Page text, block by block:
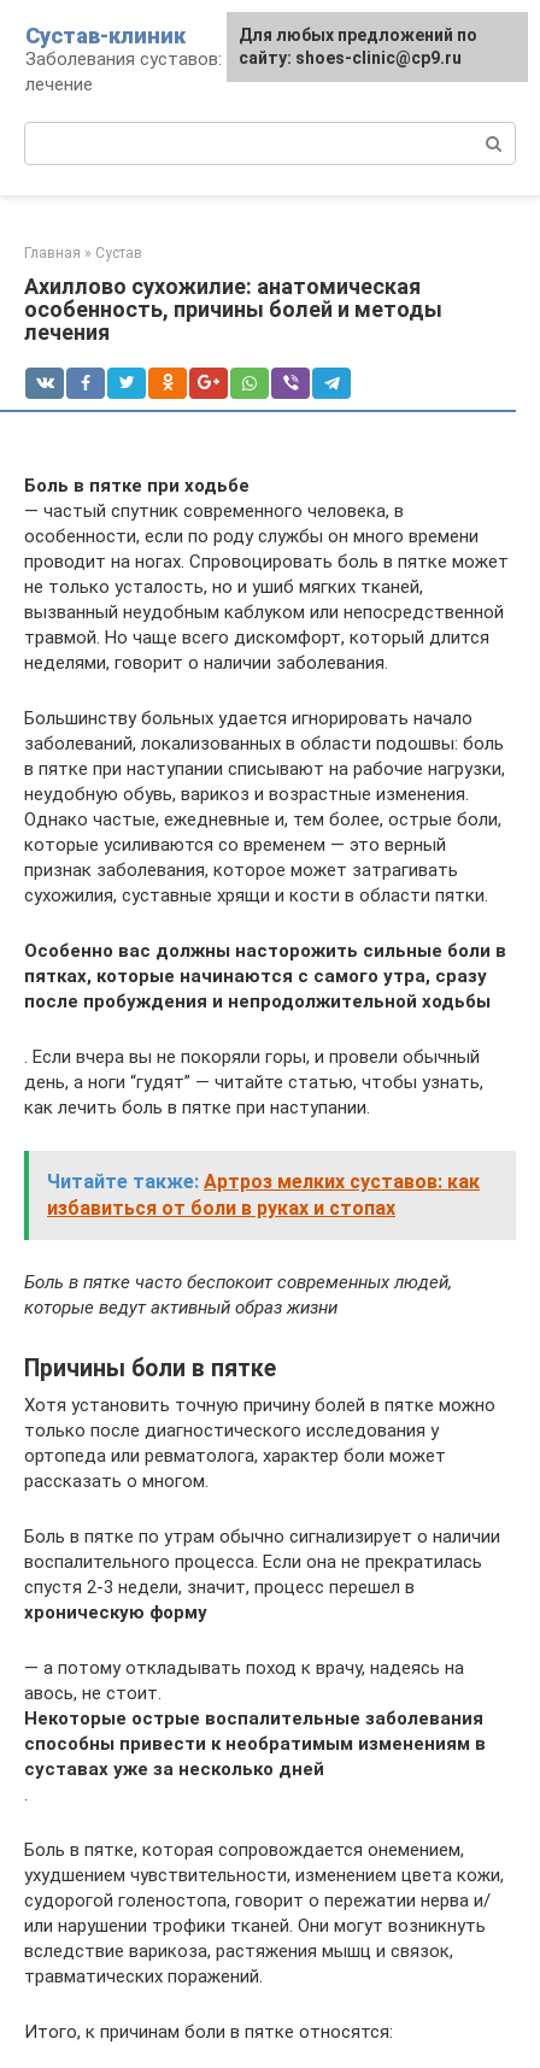
контенту
Сустав-клиник
Заболевания суставов: профилактика и
лечение
Главная » Сустав
Ахиллово сухожилие: анатомическая
особенность, причины болей и методы
лечения
Боль в пятке при ходьбе
— частый спутник современного человека, в
особенности, если по роду службы он много времени
проводит на ногах. Спровоцировать боль в пятке может
не только усталость, но и ушиб мягких тканей,
вызванный неудобным каблуком или непосредственной
травмой. Но чаще всего дискомфорт, который длится
неделями, говорит о наличии заболевания.
Большинству больных удается игнорировать начало
заболеваний, локализованных в области подошвы: боль
в пятке при наступании списывают на рабочие нагрузки,
неудобную обувь, варикоз и возрастные изменения.
Однако частые, ежедневные и, тем более, острые боли,
которые усиливаются со временем — это верный
признак заболевания, которое может затрагивать
сухожилия, суставные хрящи и кости в области пятки.
Особенно вас должны насторожить сильные боли в
пятках, которые начинаются с самого утра, сразу
после пробуждения и непродолжительной ходьбы
. Если вчера вы не покоряли горы, и провели обычный
день, а ноги “гудят” — читайте статью, чтобы узнать,
как лечить боль в пятке при наступании.
Читайте также: Артроз мелких суставов: как
избавиться от боли в руках и стопах
Боль в пятке часто беспокоит современных людей,
которые ведут активный образ жизни
Причины боли в пятке
Хотя установить точную причину болей в пятке можно
только после диагностического исследования у
ортопеда или ревматолога, характер боли может
рассказать о многом.
Боль в пятке по утрам обычно сигнализирует о наличии
воспалительного процесса. Если она не прекратилась
спустя 2-3 недели, значит, процесс перешел в
хроническую форму
— а потому откладывать поход к врачу, надеясь на
авось, не стоит.
Некоторые острые воспалительные заболевания
способны привести к необратимым изменениям в
суставах уже за несколько дней
.
Боль в пятке, которая сопровождается онемением,
ухудшением чувствительности, изменением цвета кожи,
судорогой голеностопа, говорит о пережатии нерва и/
или нарушении трофики тканей. Они могут возникнуть
вследствие варикоза, растяжения мышц и связок,
травматических поражений.
Итого, к причинам боли в пятке относятся:
Для любых предложений по
сайту: shoes-clinic@cp9.ru